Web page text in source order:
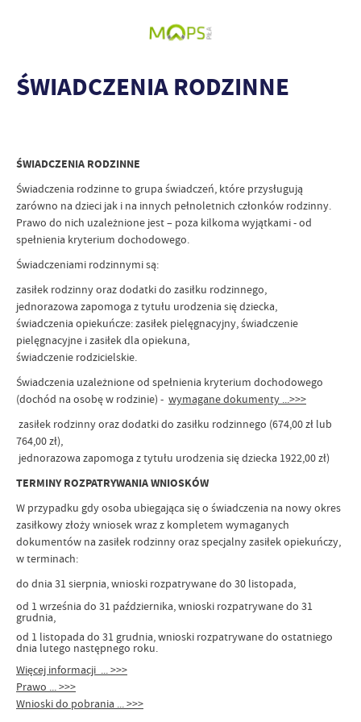
ŚWIADCZENIA RODZINNE
ŚWIADCZENIA RODZINNE
Świadczenia rodzinne to grupa świadczeń, które przysługują
zarówno na dzieci jak i na innych pełnoletnich członków rodzinny.
Prawo do nich uzależnione jest – poza kilkoma wyjątkami - od
spełnienia kryterium dochodowego.
Świadczeniami rodzinnymi są:
zasiłek rodzinny oraz dodatki do zasiłku rodzinnego,
jednorazowa zapomoga z tytułu urodzenia się dziecka,
świadczenia opiekuńcze: zasiłek pielęgnacyjny, świadczenie
pielęgnacyjne i zasiłek dla opiekuna,
świadczenie rodzicielskie.
Świadczenia uzależnione od spełnienia kryterium dochodowego
(dochód na osobę w rodzinie) - wymagane dokumenty ...>>>
zasiłek rodzinny oraz dodatki do zasiłku rodzinnego (674,00 zł lub
764,00 zł),
jednorazowa zapomoga z tytułu urodzenia się dziecka 1922,00 zł)
TERMINY ROZPATRYWANIA WNIOSKÓW
W przypadku gdy osoba ubiegająca się o świadczenia na nowy okres
zasiłkowy złoży wniosek wraz z kompletem wymaganych
dokumentów na zasiłek rodzinny oraz specjalny zasiłek opiekuńczy,
w terminach:
do dnia 31 sierpnia, wnioski rozpatrywane do 30 listopada,
od 1 września do 31 października, wnioski rozpatrywane do 31
grudnia,
od 1 listopada do 31 grudnia, wnioski rozpatrywane do ostatniego
dnia lutego następnego roku.
Więcej informacji ... >>>
Prawo ... >>>
Wnioski do pobrania ... >>>